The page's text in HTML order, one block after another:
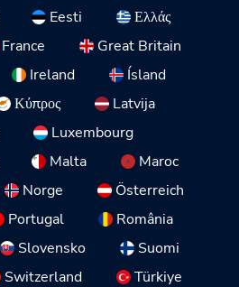
Eesti
Ελλάς
France
Great Britain
Ireland
Ísland
Κύπρος
Latvija
Luxembourg
Malta
Maroc
Norge
Österreich
Portugal
România
Slovensko
Suomi
Switzerland Türkiye